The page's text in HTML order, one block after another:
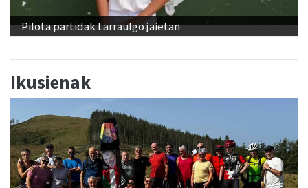
Pilota partidak Larraulgo jaietan
Ikusienak